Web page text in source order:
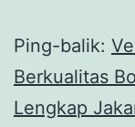
Ping-balik:
Berkualitas
Lengkap